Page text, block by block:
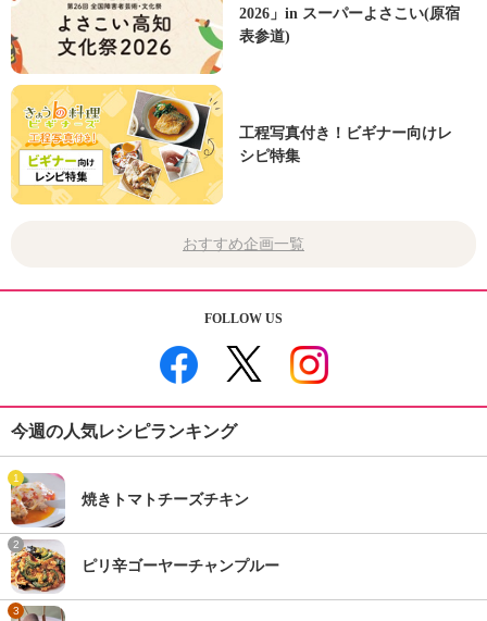
2026」in スーパーよさこい(原宿
表参道)
工程写真付き！ビギナー向けレ
シピ特集
おすすめ企画一覧
FOLLOW US
今週の人気レシピランキング
1
焼きトマトチーズチキン
2
ピリ辛ゴーヤーチャンプルー
3